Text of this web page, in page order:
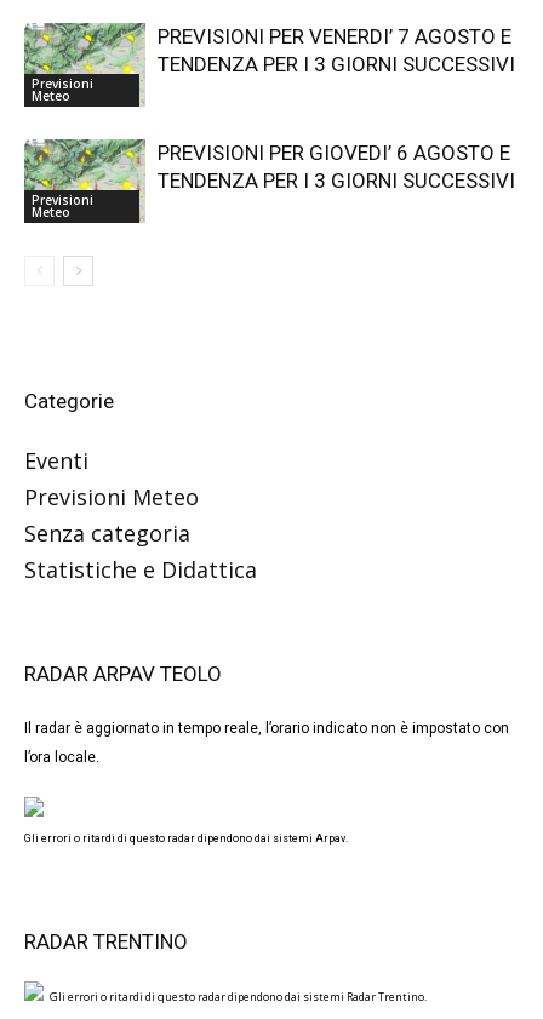
Previsioni
Meteo
PREVISIONI PER VENERDI’ 7 AGOSTO E
TENDENZA PER I 3 GIORNI SUCCESSIVI
Previsioni
Meteo
PREVISIONI PER GIOVEDI’ 6 AGOSTO E
TENDENZA PER I 3 GIORNI SUCCESSIVI
Categorie
Eventi
Previsioni Meteo
Senza categoria
Statistiche e Didattica
RADAR ARPAV TEOLO
Il radar è aggiornato in tempo reale, l’orario indicato non è impostato con
l’ora locale.
Gli errori o ritardi di questo radar dipendono dai sistemi Arpav.
RADAR TRENTINO
Gli errori o ritardi di questo radar dipendono dai sistemi Radar Trentino.